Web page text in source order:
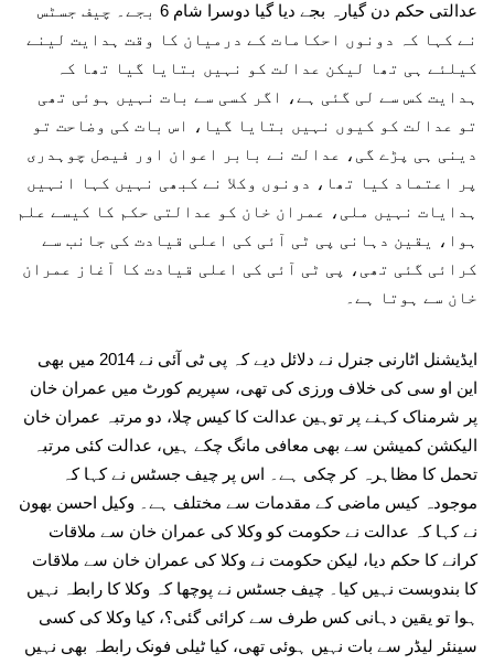
عدالتی حکم دن گیارہ بجے دیا گیا دوسرا شام 6 بجے۔ چیف جسٹس
نے کہا کہ دونوں احکامات کے درمیان کا وقت ہدایت لینے
کیلئے ہی تھا لیکن عدالت کو نہیں بتایا گیا تھا کہ
ہدایت کس سے لی گئی ہے، اگر کسی سے بات نہیں ہوئی تھی
تو عدالت کو کیوں نہیں بتایا گیا، اس بات کی وضاحت تو
دینی ہی پڑے گی، عدالت نے بابر اعوان اور فیصل چوہدری
پر اعتماد کیا تھا، دونوں وکلا نے کبھی نہیں کہا انہیں
ہدایات نہیں ملی، عمران خان کو عدالتی حکم کا کیسے علم
ہوا، یقین دہانی پی ٹی آئی کی اعلی قیادت کی جانب سے
کرائی گئی تھی، پی ٹی آئی کی اعلی قیادت کا آغاز عمران
خان سے ہوتا ہے۔
ایڈیشنل اٹارنی جنرل نے دلائل دیے کہ پی ٹی آئی نے 2014 میں بھی
این او سی کی خلاف ورزی کی تھی، سپریم کورٹ میں عمران خان
پر شرمناک کہنے پر توہین عدالت کا کیس چلا، دو مرتبہ عمران خان
الیکشن کمیشن سے بھی معافی مانگ چکے ہیں، عدالت کئی مرتبہ
تحمل کا مظاہرہ کر چکی ہے۔ اس پر چیف جسٹس نے کہا کہ
موجودہ کیس ماضی کے مقدمات سے مختلف ہے۔ وکیل احسن بھون
نے کہا کہ عدالت نے حکومت کو وکلا کی عمران خان سے ملاقات
کرانے کا حکم دیا، لیکن حکومت نے وکلا کی عمران خان سے ملاقات
کا بندوبست نہیں کیا۔ چیف جسٹس نے پوچھا کہ وکلا کا رابطہ نہیں
ہوا تو یقین دہانی کس طرف سے کرائی گئی؟، کیا وکلا کی کسی
سینئر لیڈر سے بات نہیں ہوئی تھی، کیا ٹیلی فونک رابطہ بھی نہیں